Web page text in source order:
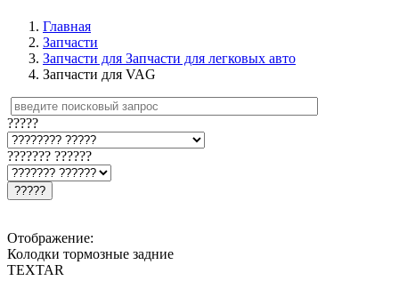
Главная
Запчасти
Запчасти для Запчасти для легковых авто
Запчасти для VAG
?????
??????? ??????
?????
Отображение:
Колодки тормозные задние
TEXTAR